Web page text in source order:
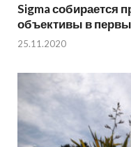
Sigma собирается
объективы в
25.11.2020